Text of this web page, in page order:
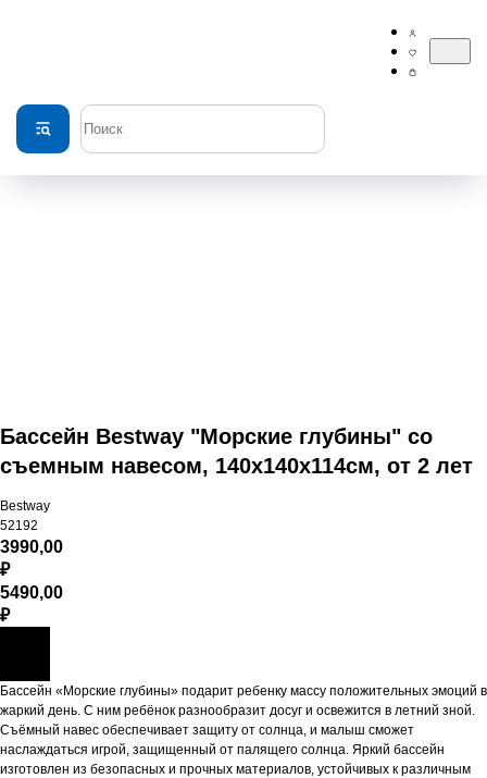
Бассейн Bestway "Морские глубины" со
съемным навесом, 140х140х114см, от 2 лет
Bestway
52192
3990,00
₽
5490,00
₽
Бассейн «Морские глубины» подарит ребенку массу положительных эмоций в
жаркий день. С ним ребёнок разнообразит досуг и освежится в летний зной.
Съёмный навес обеспечивает защиту от солнца, и малыш сможет
наслаждаться игрой, защищенный от палящего солнца. Яркий бассейн
изготовлен из безопасных и прочных материалов, устойчивых к различным